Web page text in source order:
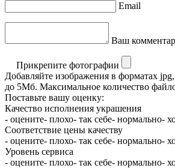
Email
Ваш
Прикрепите фотографии
Добавляйте изображения в форматах
до 5Мб. Максимальное количество
Поставьте вашу оценку:
Качество исполнения украшения
- оцените- плохо- так себе- нормально-
Соответствие цены качеству
- оцените- плохо- так себе- нормально-
Уровень сервиса
- оцените- плохо- так себе- нормально-